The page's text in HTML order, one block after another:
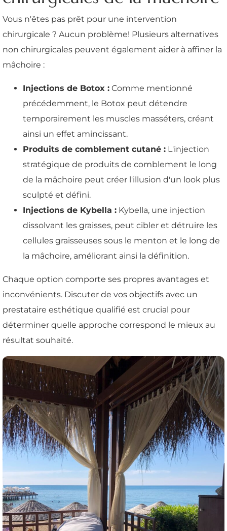
Vous n'êtes pas prêt pour une intervention
chirurgicale ? Aucun problème! Plusieurs alternatives
non chirurgicales peuvent également aider à affiner la
mâchoire :
Injections de Botox : Comme mentionné
précédemment, le Botox peut détendre
temporairement les muscles masséters, créant
ainsi un effet amincissant.
Produits de comblement cutané : L'injection
stratégique de produits de comblement le long
de la mâchoire peut créer l'illusion d'un look plus
sculpté et défini.
Injections de Kybella : Kybella, une injection
dissolvant les graisses, peut cibler et détruire les
cellules graisseuses sous le menton et le long de
la mâchoire, améliorant ainsi la définition.
Chaque option comporte ses propres avantages et
inconvénients. Discuter de vos objectifs avec un
prestataire esthétique qualifié est crucial pour
déterminer quelle approche correspond le mieux au
résultat souhaité.